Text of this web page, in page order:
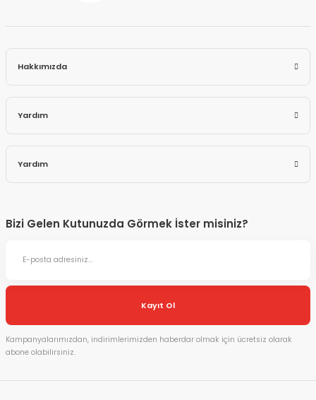
Hakkımızda
Yardım
Yardım
Bizi Gelen Kutunuzda Görmek İster misiniz?
Kayıt Ol
Kampanyalarımızdan, indirimlerimizden haberdar olmak için ücretsiz olarak
abone olabilirsiniz.